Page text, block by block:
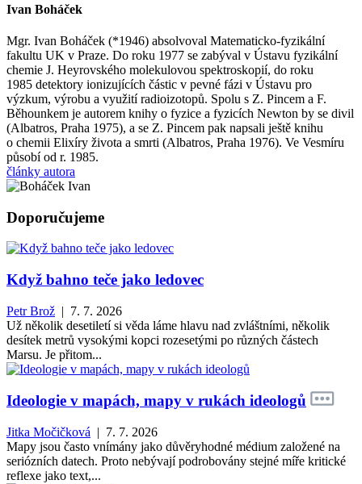
Ivan Boháček
Mgr. Ivan Boháček (*1946) absolvoval Matematicko-fyzikální
fakultu UK v Praze. Do roku 1977 se zabýval v Ústavu fyzikální
chemie J. Heyrovského molekulovou spektroskopií, do roku
1985 detektory ionizujících částic v pevné fázi v Ústavu pro
výzkum, výrobu a využití radioizotopů. Spolu s Z. Pincem a F.
Běhounkem je autorem knihy o fyzice a fyzicích Newton by se divil
(Albatros, Praha 1975), a se Z. Pincem pak napsali ještě knihu
o chemii Elixíry života a smrti (Albatros, Praha 1976). Ve Vesmíru
působí od r. 1985.
články autora
Doporučujeme
Když bahno teče jako ledovec
Petr Brož | 7. 7. 2026
Už několik desetiletí si věda láme hlavu nad zvláštními, několik
desítek metrů vysokými kopci rozesetými po různých částech
Marsu. Je přitom...
Ideologie v mapách, mapy v rukách ideologů
Jitka Močičková | 7. 7. 2026
Mapy jsou často vnímány jako důvěryhodné médium založené na
seriózních datech. Proto nebývají podrobovány stejné míře kritické
reflexe jako text,...